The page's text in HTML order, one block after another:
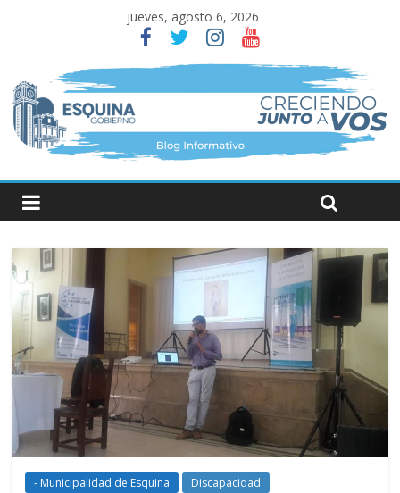
jueves, agosto 6, 2026
- Municipalidad de Esquina Discapacidad